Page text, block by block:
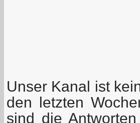
Unser Kanal ist
den letzten
sind die